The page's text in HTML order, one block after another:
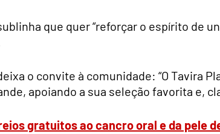
que quer “reforçar o espírito de
o convite à comunidade: “O Tavira
apoiando a sua seleção favorita e,
gratuitos ao cancro oral e da pele